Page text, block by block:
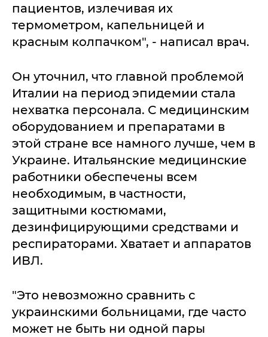
пациентов, излечивая их
термометром, капельницей и
красным колпачком", - написал врач.
Он уточнил, что главной проблемой
Италии на период эпидемии стала
нехватка персонала. С медицинским
оборудованием и препаратами в
этой стране все намного лучше, чем в
Украине. Итальянские медицинские
работники обеспечены всем
необходимым, в частности,
защитными костюмами,
дезинфицирующими средствами и
респираторами. Хватает и аппаратов
ИВЛ.
"Это невозможно сравнить с
украинскими больницами, где часто
может не быть ни одной пары